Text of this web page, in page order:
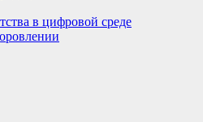
в цифровой среде